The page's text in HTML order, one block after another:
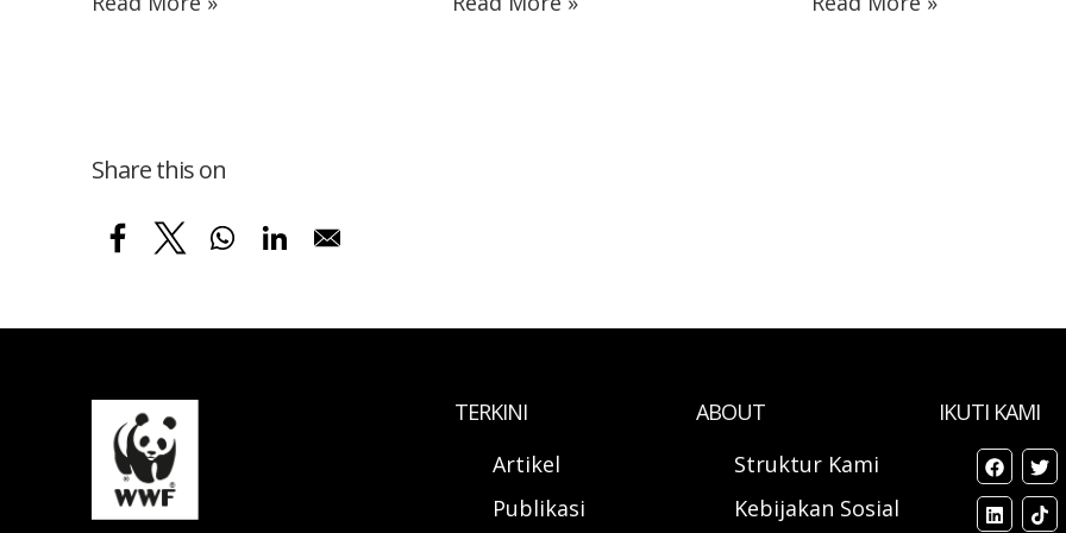
Share this on
TERKINI
Artikel
Publikasi
ABOUT
Struktur Kami
Kebijakan Sosial
IKUTI KAMI